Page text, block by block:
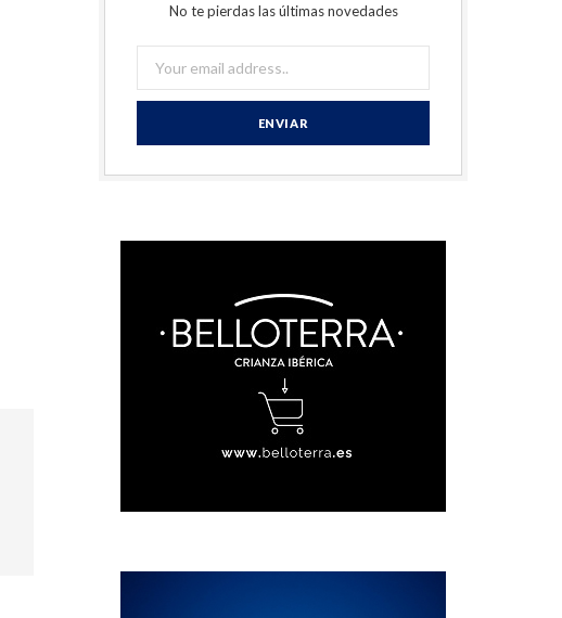
No te pierdas las últimas novedades